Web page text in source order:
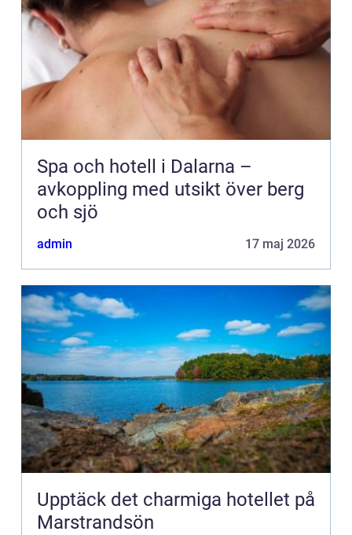
Spa och hotell i Dalarna –
avkoppling med utsikt över berg
och sjö
admin 17 maj 2026
Upptäck det charmiga hotellet på
Marstrandsön